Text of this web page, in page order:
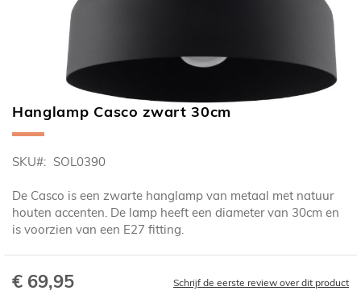
Ga
naar
begin
de
afbeeldingen-
gallerij
Hanglamp Casco zwart 30cm
SKU SOL0390
De Casco is een zwarte hanglamp van metaal met natuur
houten accenten. De lamp heeft een diameter van 30cm en
is voorzien van een E27 fitting.
€ 69,95 Schrijf de eerste review over dit product